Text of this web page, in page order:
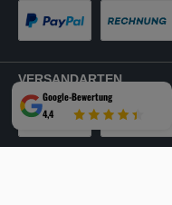
VERSANDARTEN
LKW-Tour Spedition
Google-Bewertung
4,4